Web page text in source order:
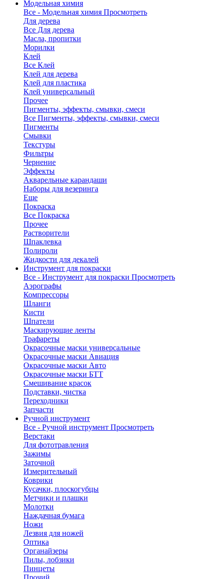
Модельная химия
Все - Модельная химия Просмотреть
Для дерева
Все Для дерева
Масла, пропитки
Морилки
Клей
Все Клей
Клей для дерева
Клей для пластика
Клей универсальный
Прочее
Пигменты, эффекты, смывки, смеси
Все Пигменты, эффекты, смывки, смеси
Пигменты
Смывки
Текстуры
Фильтры
Чернение
Эффекты
Акварельные карандаши
Наборы для везеринга
Еще
Покраска
Все Покраска
Прочее
Растворители
Шпаклевка
Полироли
Жидкости для декалей
Инструмент для покраски
Все - Инструмент для покраски Просмотреть
Аэрографы
Компрессоры
Шланги
Кисти
Шпатели
Маскирующие ленты
Трафареты
Окрасочные маски универсальные
Окрасочные маски Авиация
Окрасочные маски Авто
Окрасочные маски БТТ
Смешивание красок
Подставки, чистка
Переходники
Запчасти
Ручной инструмент
Все - Ручной инструмент Просмотреть
Верстаки
Для фототравления
Зажимы
Заточной
Измерительный
Коврики
Кусачки, плоскогубцы
Метчики и плашки
Молотки
Наждачная бумага
Ножи
Лезвия для ножей
Оптика
Органайзеры
Пилы, лобзики
Пинцеты
Прочий